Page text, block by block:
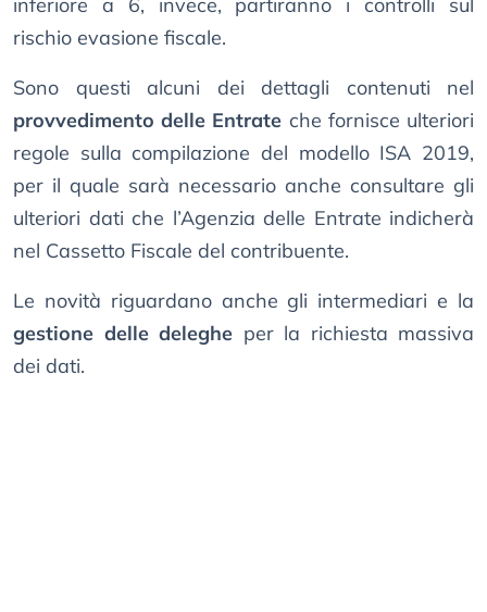
inferiore a 6, invece, partiranno i controlli sul
rischio evasione fiscale.
Sono questi alcuni dei dettagli contenuti nel
provvedimento delle Entrate che fornisce ulteriori
regole sulla compilazione del modello ISA 2019,
per il quale sarà necessario anche consultare gli
ulteriori dati che l’Agenzia delle Entrate indicherà
nel Cassetto Fiscale del contribuente.
Le novità riguardano anche gli intermediari e la
gestione delle deleghe per la richiesta massiva
dei dati.